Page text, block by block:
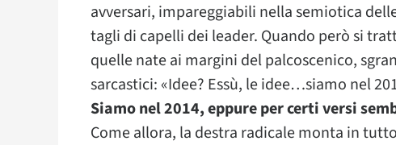
avversari, impareggiabili nella semiotica
tagli di capelli dei leader. Quando però si
quelle nate ai margini del palcoscenico,
sarcastici: «Idee? Essù, le idee…siamo nel
Siamo nel 2014, eppure per certi versi
Come allora, la destra radicale monta in